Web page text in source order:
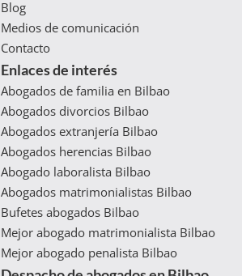
Blog
Medios de comunicación
Contacto
Enlaces de interés
Abogados de familia en Bilbao
Abogados divorcios Bilbao
Abogados extranjería Bilbao
Abogados herencias Bilbao
Abogado laboralista Bilbao
Abogados matrimonialistas Bilbao
Bufetes abogados Bilbao
Mejor abogado matrimonialista Bilbao
Mejor abogado penalista Bilbao